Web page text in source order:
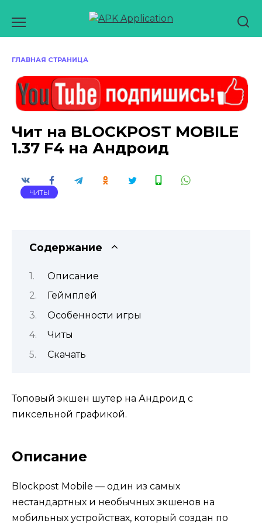
содержанию
ГЛАВНАЯ СТРАНИЦА
Чит на BLOCKPOST MOBILE
1.37 F4 на Андроид
ЧИТЫ
Содержание
Описание
Геймплей
Особенности игры
Читы
Скачать
Топовый экшен шутер на Андроид с
пиксельной графикой.
Описание
Blockpost Mobile — один из самых
нестандартных и необычных экшенов на
мобильных устройствах, который создан по